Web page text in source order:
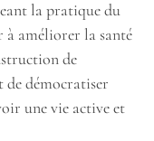
la pratique du
améliorer la santé
de
démocratiser
une vie active et